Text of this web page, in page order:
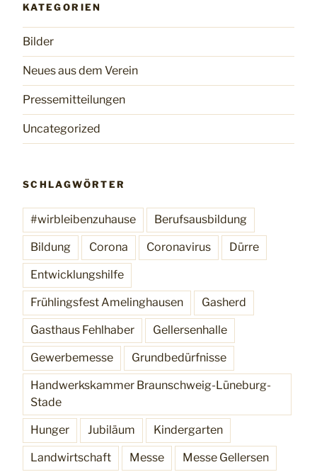
KATEGORIEN
Bilder
Neues aus dem Verein
Pressemitteilungen
Uncategorized
SCHLAGWÖRTER
#wirbleibenzuhause Berufsausbildung
Bildung Corona Coronavirus Dürre
Entwicklungshilfe
Frühlingsfest Amelinghausen Gasherd
Gasthaus Fehlhaber Gellersenhalle
Gewerbemesse Grundbedürfnisse
Handwerkskammer Braunschweig-Lüneburg-
Stade
Hunger Jubiläum Kindergarten
Landwirtschaft Messe Messe Gellersen